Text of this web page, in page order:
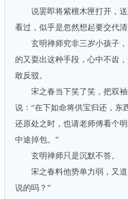
说罢即将紫檀木匣打开，送
看过，似乎是忽然想起要交代清
玄明禅师究非三岁小孩子，
的又耍出这种手段，心中不齿
敢反驳。
宋之春当下笑了笑，把双袖
说：“在下如命将供宝归还，东
还原处之时，也请老师傅看个
中途掉包。”
玄明禅师只是沉默不答。
宋之春料他势单力弱，又道
说的吗？”